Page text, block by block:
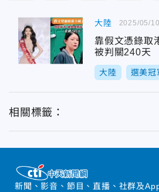
大陸
靠假文憑錄取
被判關240天
大陸 選美冠
2025/05/
相關標籤：
新聞、影音、節目、直播、社群及